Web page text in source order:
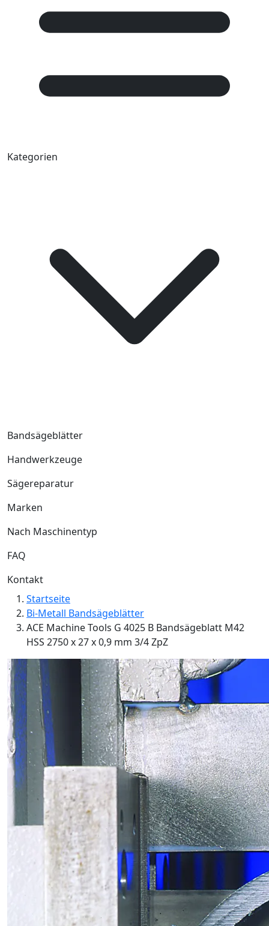
Kategorien
Bandsägeblätter
Handwerkzeuge
Sägereparatur
Marken
Nach Maschinentyp
FAQ
Kontakt
Startseite
Bi-Metall Bandsägeblätter
ACE Machine Tools G 4025 B Bandsägeblatt M42
HSS 2750 x 27 x 0,9 mm 3/4 ZpZ